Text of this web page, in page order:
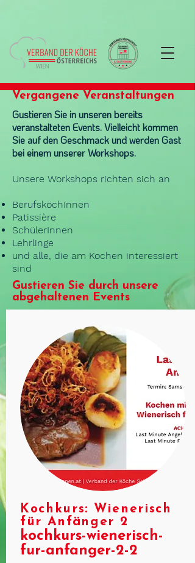
Vergangene Veranstaltungen
Gustieren Sie in unseren bereits
veranstalteten Events. Vielleicht kommen
Sie auf den Geschmack und werden Gast
bei einem unserer Workshops.
Unsere Workshops richten sich an
BerufsköchInnen
Patissière
SchülerInnen
Lehrlinge
und alle, die am Kochen interessiert
sind
Gustieren Sie durch unsere
abgehaltenen Events
Kochkurs: Wienerisch
für Anfänger 2
kochkurs-wienerisch-
fur-anfanger-2-2